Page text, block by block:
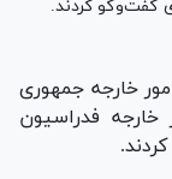
گفت‌و‌گو کردند.
خارجه جمهوری
خارجه فدراسیون